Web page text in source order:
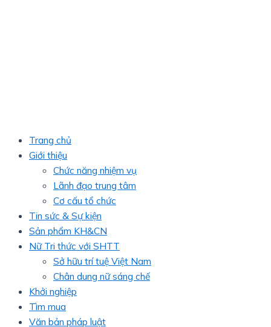
Trang chủ
Giới thiệu
Chức năng nhiệm vụ
Lãnh đạo trung tâm
Cơ cấu tổ chức
Tin sức & Sự kiện
Sản phẩm KH&CN
Nữ Tri thức với SHTT
Sở hữu trí tuệ Việt Nam
Chân dung nữ sáng chế
Khởi nghiệp
Tìm mua
Văn bản pháp luật